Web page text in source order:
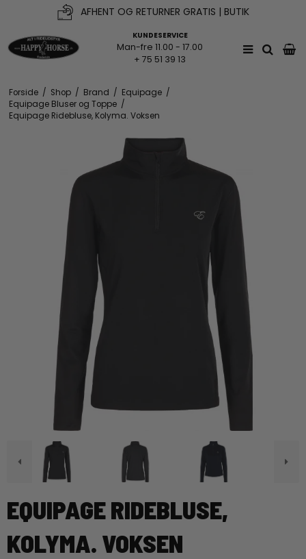
AFHENT OG RETURNER GRATIS | BUTIK
KUNDESERVICE
Man-fre 11.00 - 17.00
+ 75 51 39 13
Forside / Shop / Brand / Equipage /
Equipage Bluser og Toppe /
Equipage Ridebluse, Kolyma. Voksen
EQUIPAGE RIDEBLUSE,
KOLYMA. VOKSEN